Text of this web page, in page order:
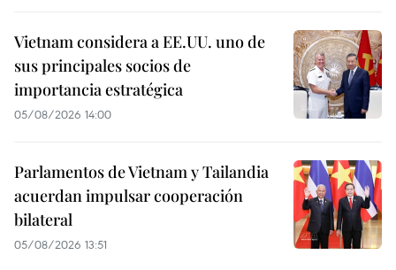
Vietnam considera a EE.UU. uno de
sus principales socios de
importancia estratégica
05/08/2026 14:00
Parlamentos de Vietnam y Tailandia
acuerdan impulsar cooperación
bilateral
05/08/2026 13:51